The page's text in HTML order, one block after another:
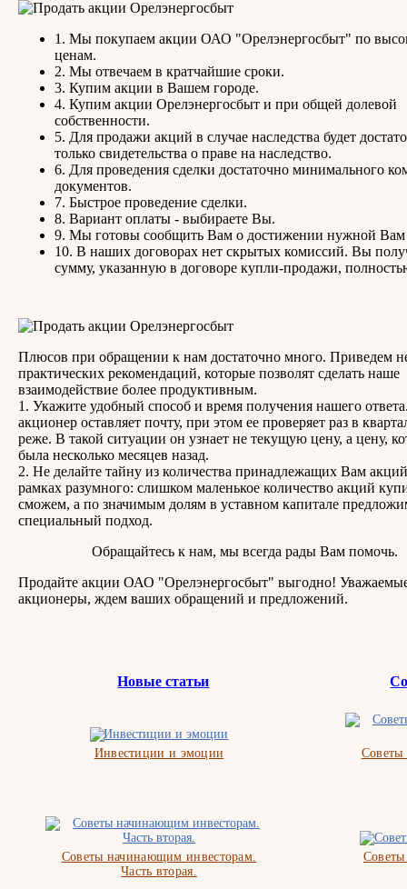
1. Мы покупаем акции ОАО "Орелэнергосбыт" по
ценам.
2. Мы отвечаем в кратчайшие сроки.
3. Купим акции в Вашем городе.
4. Купим акции Орелэнергосбыт и при общей долевой
собственности.
5. Для продажи акций в случае наследства будет
только свидетельства о праве на наследство.
6. Для проведения сделки достаточно минимального
документов.
7. Быстрое проведение сделки.
8. Вариант оплаты - выбираете Вы.
9. Мы готовы сообщить Вам о достижении нужной
10. В наших договорах нет скрытых комиссий. Вы
сумму, указанную в договоре купли-продажи,
Плюсов при обращении к нам достаточно много. Приведем
практических рекомендаций, которые позволят сделать наше
взаимодействие более продуктивным.
1. Укажите удобный способ и время получения нашего
акционер оставляет почту, при этом ее проверяет раз в
реже. В такой ситуации он узнает не текущую цену, а цену,
была несколько месяцев назад.
2. Не делайте тайну из количества принадлежащих Вам
рамках разумного: слишком маленькое количество акций
сможем, а по значимым долям в уставном капитале
специальный подход.
Обращайтесь к нам, мы всегда рады Вам помочь.
Продайте акции ОАО "Орелэнергосбыт" выгодно!
акционеры, ждем ваших обращений и предложений.
Новые статьи
Инвестиции и эмоции Советы
Советы начинающим инвесторам.
Часть вторая.